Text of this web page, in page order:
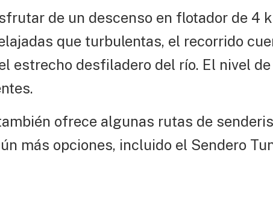
de un descenso en flotador de 4
que turbulentas, el recorrido
estrecho desfiladero del río. El nivel
ofrece algunas rutas de
más opciones, incluido el Sendero